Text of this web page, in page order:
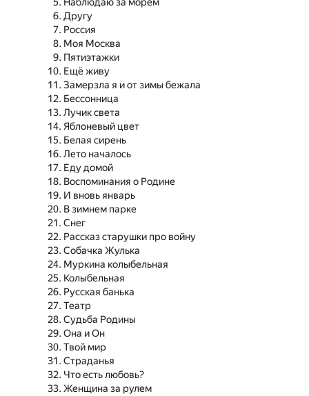
Наблюдаю за морем
Другу
Россия
Моя Москва
Пятиэтажки
Ещё живу
Замерзла я и от зимы бежала
Бессонница
Лучик света
Яблоневый цвет
Белая сирень
Лето началось
Еду домой
Воспоминания о Родине
И вновь январь
В зимнем парке
Снег
Рассказ старушки про войну
Собачка Жулька
Муркина колыбельная
Колыбельная
Русская банька
Театр
Судьба Родины
Она и Он
Твой мир
Страданья
Что есть любовь?
Женщина за рулем